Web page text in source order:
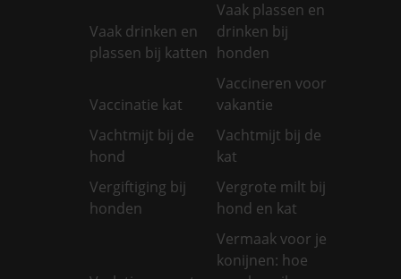
Vaak drinken en
plassen bij katten
Vaak plassen en
drinken bij
honden
Vaccinatie kat
Vaccineren voor
vakantie
Vachtmijt bij de
hond
Vachtmijt bij de
kat
Vergiftiging bij
honden
Vergrote milt bij
hond en kat
Vermaak voor je
konijnen: hoe